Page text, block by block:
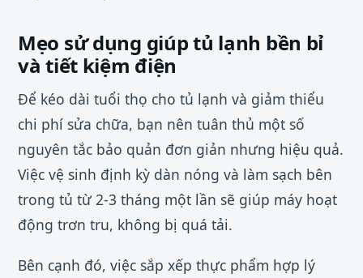
Mẹo sử dụng giúp tủ lạnh bền bỉ
và tiết kiệm điện
Để kéo dài tuổi thọ cho tủ lạnh và giảm thiểu
chi phí sửa chữa, bạn nên tuân thủ một số
nguyên tắc bảo quản đơn giản nhưng hiệu quả.
Việc vệ sinh định kỳ dàn nóng và làm sạch bên
trong tủ từ 2-3 tháng một lần sẽ giúp máy hoạt
động trơn tru, không bị quá tải.
Bên cạnh đó, việc sắp xếp thực phẩm hợp lý